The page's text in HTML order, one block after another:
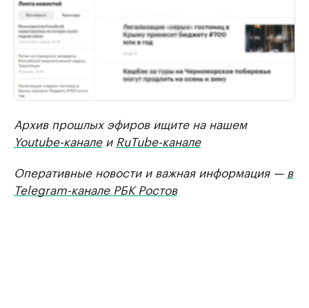
Архив прошлых эфиров ищите на нашем
Youtube-каналеи RuTube-канале
Оперативные новости и важная информация —в
Telegram-канале РБК Ростов